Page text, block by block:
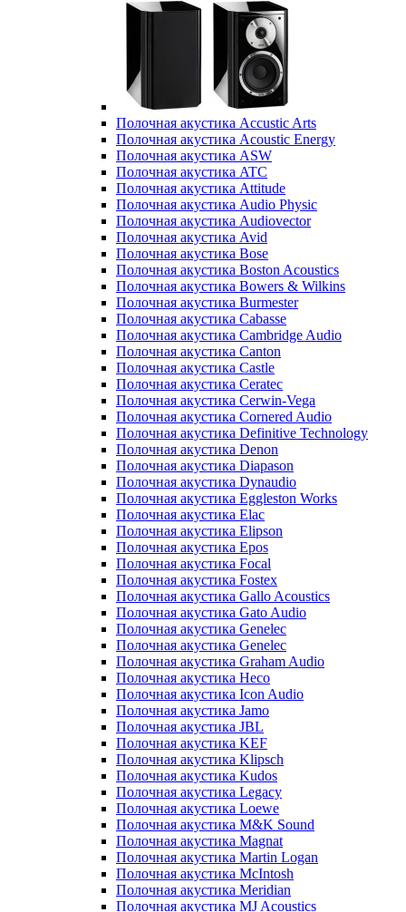
Полочная акустика Accustic Arts
Полочная акустика Acoustic Energy
Полочная акустика ASW
Полочная акустика ATC
Полочная акустика Attitude
Полочная акустика Audio Physic
Полочная акустика Audiovector
Полочная акустика Avid
Полочная акустика Bose
Полочная акустика Boston Acoustics
Полочная акустика Bowers & Wilkins
Полочная акустика Burmester
Полочная акустика Cabasse
Полочная акустика Cambridge Audio
Полочная акустика Canton
Полочная акустика Castle
Полочная акустика Ceratec
Полочная акустика Cerwin-Vega
Полочная акустика Cornered Audio
Полочная акустика Definitive Technology
Полочная акустика Denon
Полочная акустика Diapason
Полочная акустика Dynaudio
Полочная акустика Eggleston Works
Полочная акустика Elac
Полочная акустика Elipson
Полочная акустика Epos
Полочная акустика Focal
Полочная акустика Fostex
Полочная акустика Gallo Acoustics
Полочная акустика Gato Audio
Полочная акустика Genelec
Полочная акустика Genelec
Полочная акустика Graham Audio
Полочная акустика Heco
Полочная акустика Icon Audio
Полочная акустика Jamo
Полочная акустика JBL
Полочная акустика KEF
Полочная акустика Klipsch
Полочная акустика Kudos
Полочная акустика Legacy
Полочная акустика Loewe
Полочная акустика M&K Sound
Полочная акустика Magnat
Полочная акустика Martin Logan
Полочная акустика McIntosh
Полочная акустика Meridian
Полочная акустика MJ Acoustics